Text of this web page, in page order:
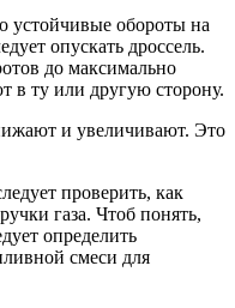
устойчивые обороты на
опускать дроссель.
до максимально
ту или другую сторону.
и увеличивают. Это
проверить, как
газа. Чтоб понять,
определить
смеси для